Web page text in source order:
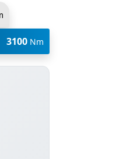
3100 Nm